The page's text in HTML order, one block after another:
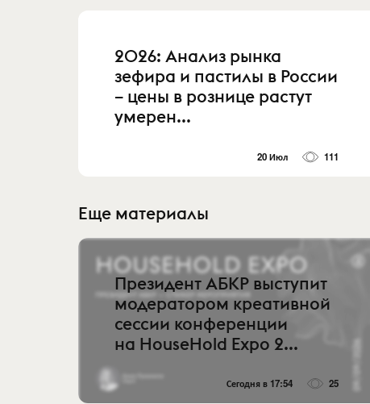
2026: Анализ рынка
зефира и пастилы в России
– цены в рознице растут
умерен...
20 Июл 111
Еще материалы
Президент АБКР выступит
модератором креативной
сессии конференции
на HouseHold Expo 2...
Сегодня в 17:54 25